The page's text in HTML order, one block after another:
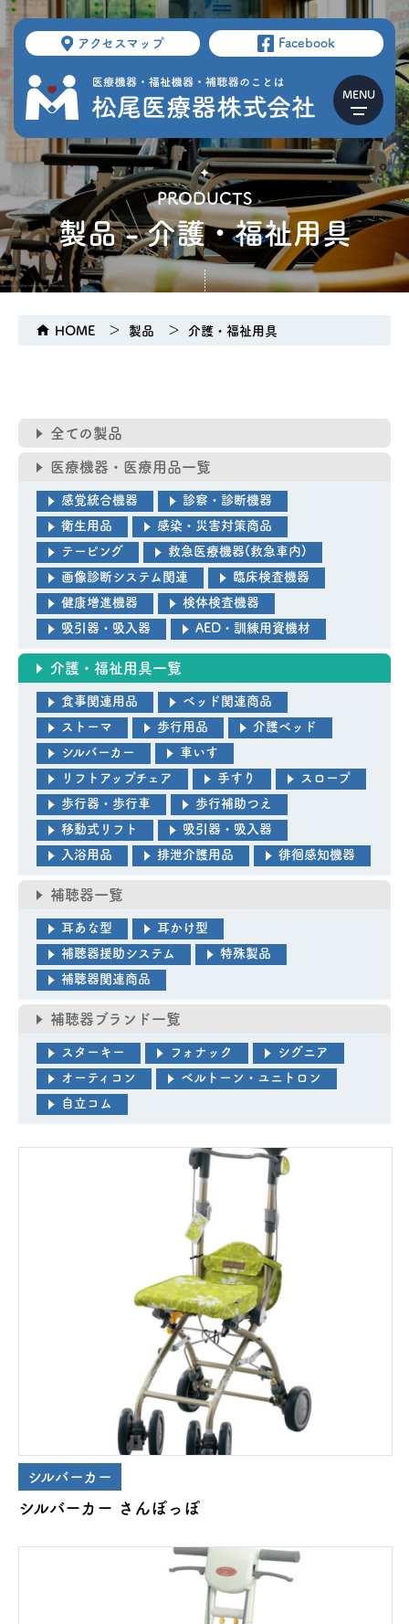
アクセスマップ Facebook
医療機器事業
介護・福祉事業
PRODUCTS
製品 - 介護・福祉用具
HOME 製品 介護・福祉用具
全ての製品
医療機器・医療用品一覧
感覚統合機器
診察・診断機器
衛生用品
感染・災害対策商品
テーピング
救急医療機器(救急車内)
画像診断システム関連
臨床検査機器
健康増進機器
検体検査機器
吸引器・吸入器
AED・訓練用資機材
介護・福祉用具一覧
食事関連用品
ベッド関連商品
ストーマ
歩行用品
介護ベッド
シルバーカー
車いす
リフトアップチェア
手すり
スロープ
歩行器・歩行車
歩行補助つえ
移動式リフト
吸引器・吸入器
入浴用品
排泄介護用品 徘徊感知機器
補聴器一覧
耳あな型
耳かけ型
補聴器援助システム
特殊製品
補聴器関連商品
補聴器ブランド一覧
スターキー フォナック
シグニア
オーティコン
ベルトーン・ユニトロン
自立コム
シルバーカー
シルバーカー さんぽっぽ